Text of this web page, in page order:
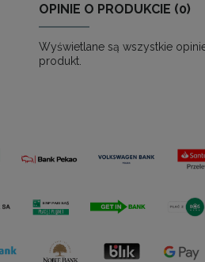
OPINIE O PRODUKCIE (0)
Wyświetlane są wszystkie
produkt.